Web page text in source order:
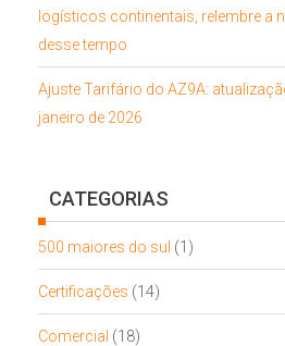
logísticos continentais, relembre a
desse tempo
Ajuste Tarifário do AZ9A:
janeiro de 2026
CATEGORIAS
500 maiores do sul (1)
Certificações (14)
Comercial (18)